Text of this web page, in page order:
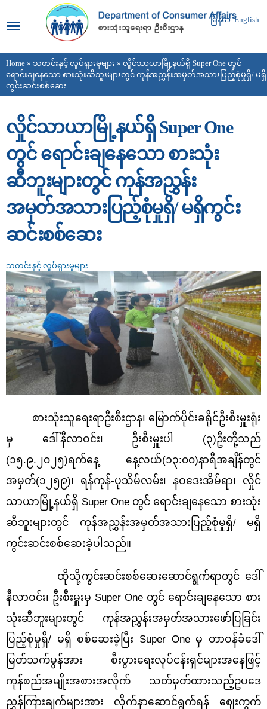
main
content
မြန်မာ English
You are here
Home » သတင်းနှင့် လှုပ်ရှားမှုများ » လှိုင်သာယာမြို့နယ်ရှိ Super One တွင်
ရောင်းချနေသော စားသုံးဆီဘူးများတွင် ကုန်အညွှန်းအမှတ်အသားပြည့်စုံမှုရှိ/ မရှိ
ကွင်းဆင်းစစ်ဆေး
လှိုင်သာယာမြို့နယ်ရှိ Super One
တွင် ရောင်းချနေသော စားသုံး
ဆီဘူးများတွင် ကုန်အညွှန်း
အမှတ်အသားပြည့်စုံမှုရှိ/ မရှိကွင်း
ဆင်းစစ်ဆေး
သတင်းနှင့် လှုပ်ရှားမှုများ
စားသုံးသူရေးရာဦးစီးဌာန၊ မြောက်ပိုင်းခရိုင်ဦးစီးမှူးရုံး
မှ ဒေါ်နီလာဝင်း၊ ဦးစီးမှူးပါ (၃)ဦးတို့သည်
(၁၅.၉.၂၀၂၅)ရက်နေ့ နေ့လယ်(၁၃:၀၀)နာရီအချိန်တွင်
အမှတ်(၁၂၅၉)၊ ရန်ကုန်-ပုသိမ်လမ်း၊ နဝဒေးအိမ်ရာ၊ လှိုင်
သာယာမြို့နယ်ရှိ Super One တွင် ရောင်းချနေသော စားသုံး
ဆီဘူးများတွင် ကုန်အညွှန်းအမှတ်အသားပြည့်စုံမှုရှိ/ မရှိ
ကွင်းဆင်းစစ်ဆေးခဲ့ပါသည်။
ထိုသို့ကွင်းဆင်းစစ်ဆေးဆောင်ရွက်ရာတွင် ဒေါ်
နီလာဝင်း၊ ဦးစီးမှူးမှ Super One တွင် ရောင်းချနေသော စား
သုံးဆီဘူးများတွင် ကုန်အညွှန်းအမှတ်အသားဖော်ပြခြင်း
ပြည့်စုံမှုရှိ/ မရှိ စစ်ဆေးခဲ့ပြီး Super One မှ တာဝန်ခံဒေါ်
မြတ်သက်မွန်အား စီးပွားရေးလုပ်ငန်းရှင်များအနေဖြင့်
ကုန်စည်အမျိုးအစားအလိုက် သတ်မှတ်ထားသည့်ဥပဒေ
ညွှန်ကြားချက်များအား လိုက်နာဆောင်ရွက်ရန် ဈေးကွက်